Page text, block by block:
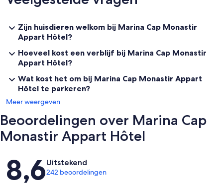
Zijn huisdieren welkom bij Marina Cap Monastir
Appart Hôtel?
Hoeveel kost een verblijf bij Marina Cap Monastir
Appart Hôtel?
Wat kost het om bij Marina Cap Monastir Appart
Hôtel te parkeren?
Meer weergeven
Beoordelingen over Marina Cap
Monastir Appart Hôtel
Beoordelingen
8,6Uitstekend
242 beoordelingen